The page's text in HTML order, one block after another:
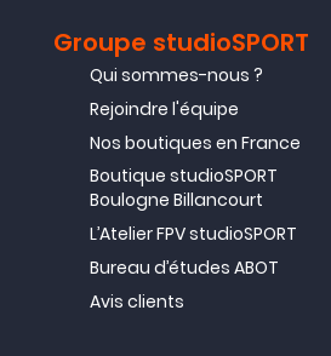
Groupe studioSPORT
Qui sommes-nous ?
Rejoindre l'équipe
Nos boutiques en France
Boutique studioSPORT
Boulogne Billancourt
L’Atelier FPV studioSPORT
Bureau d’études ABOT
Avis clients